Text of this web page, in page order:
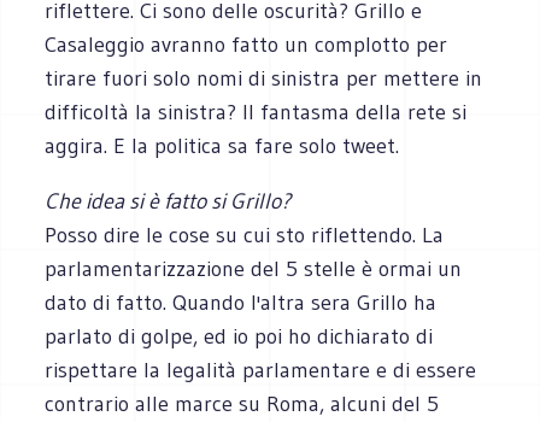
riflettere. Ci sono delle oscurità? Grillo e
Casaleggio avranno fatto un complotto per
tirare fuori solo nomi di sinistra per mettere in
difficoltà la sinistra? Il fantasma della rete si
aggira. E la politica sa fare solo tweet.
Che idea si è fatto si Grillo?
Posso dire le cose su cui sto riflettendo. La
parlamentarizzazione del 5 stelle è ormai un
dato di fatto. Quando l'altra sera Grillo ha
parlato di golpe, ed io poi ho dichiarato di
rispettare la legalità parlamentare e di essere
contrario alle marce su Roma, alcuni del 5